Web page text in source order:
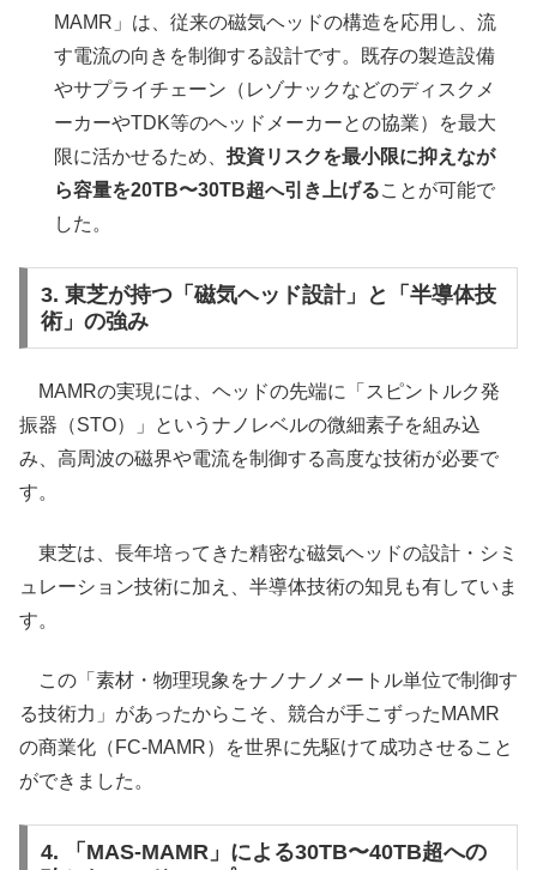
MAMR」は、従来の磁気ヘッドの構造を応用し、流
す電流の向きを制御する設計です。既存の製造設備
やサプライチェーン（レゾナックなどのディスクメ
ーカーやTDK等のヘッドメーカーとの協業）を最大
限に活かせるため、投資リスクを最小限に抑えなが
ら容量を20TB〜30TB超へ引き上げることが可能で
した。
3. 東芝が持つ「磁気ヘッド設計」と「半導体技
術」の強み
MAMRの実現には、ヘッドの先端に「スピントルク発
振器（STO）」というナノレベルの微細素子を組み込
み、高周波の磁界や電流を制御する高度な技術が必要で
す。
東芝は、長年培ってきた精密な磁気ヘッドの設計・シミ
ュレーション技術に加え、半導体技術の知見も有していま
す。
この「素材・物理現象をナノナノメートル単位で制御す
る技術力」があったからこそ、競合が手こずったMAMR
の商業化（FC-MAMR）を世界に先駆けて成功させること
ができました。
4. 「MAS-MAMR」による30TB〜40TB超への